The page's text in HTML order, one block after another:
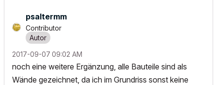
psaltermm
Contributor
‎2017-09-07 09:02 AM
noch eine weitere Ergänzung, alle Bauteile sind als
Wände gezeichnet, da ich im Grundriss sonst keine